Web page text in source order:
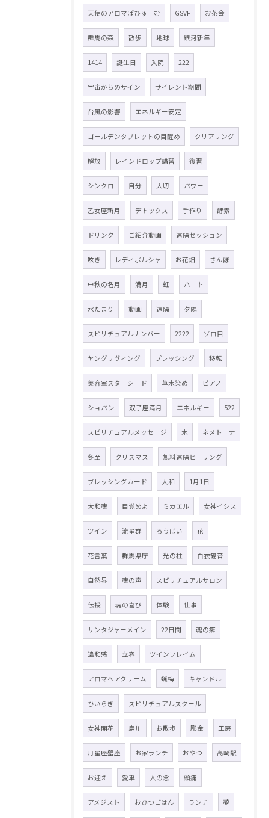
天使のアロマぱひゅーむ GSVF お茶会
群馬の森 散歩 地球 銀河新年
1414 誕生日 入院 222
宇宙からのサイン サイレント期間
台風の影響 エネルギー安定
ゴールデンタブレットの目醒め クリアリング
解放 レインドロップ講習 復習
シンクロ 自分 大切 パワー
乙女座新月 デトックス 手作り 酵素
ドリンク ご紹介動画 遠隔セッション
呟き レディポルシャ お花畑 さんぽ
中秋の名月 満月 虹 ハート
水たまり 動画 遠隔 夕陽
スピリチュアルナンバー 2222 ゾロ目
ヤングリヴィング プレッシング 移転
美容室スターシード 草木染め ピアノ
ショパン 双子座満月 エネルギー 522
スピリチュアルメッセージ 木 ネメトーナ
冬至 クリスマス 無料遠隔ヒーリング
ブレッシングカード 大和 1月1日
大和魂 目覚めよ ミカエル 女神イシス
ツイン 流星群 ろうばい 花
花言葉 群馬県庁 光の柱 白衣観音
自然界 魂の声 スピリチュアルサロン
伝授 魂の喜び 体験 仕事
サンタジャーメイン 22日間 魂の癖
違和感 立春 ツインフレイム
アロマヘアクリーム 蝋梅 キャンドル
ひいらぎ スピリチュアルスクール
女神開花 烏川 お散歩 彫金 工房
月星座蟹座 お家ランチ おやつ 高崎駅
お迎え 愛車 人の念 頭痛
アメジスト おひつごはん ランチ 夢